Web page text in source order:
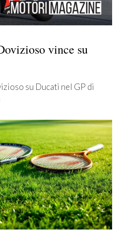
vince su
su Ducati nel GP di